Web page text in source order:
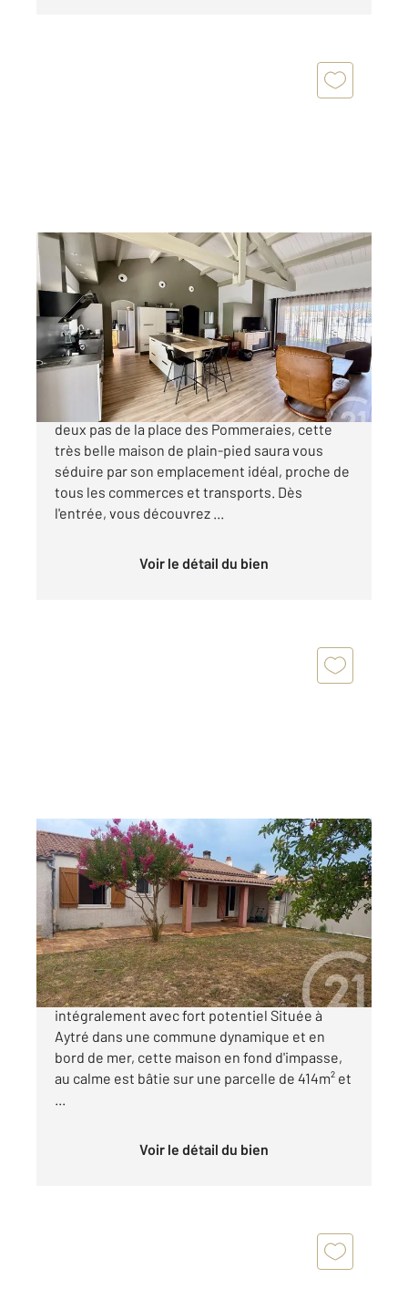
PERIGNY 17
130 m2, 5 pièces
Ref : 18490
Maison à vendre
538 000 €
Située sur le secteur recherché de PERIGNY, à
deux pas de la place des Pommeraies, cette
très belle maison de plain-pied saura vous
séduire par son emplacement idéal, proche de
tous les commerces et transports. Dès
l'entrée, vous découvrez ...
Voir le détail du bien
AYTRE 17
99 m2, 4 pièces
Ref : 18557
Maison à vendre
338 100 €
Aytré Maison de plain-pied au calme à rénover
intégralement avec fort potentiel Située à
Aytré dans une commune dynamique et en
bord de mer, cette maison en fond d'impasse,
au calme est bâtie sur une parcelle de 414m² et
Voir le détail du bien